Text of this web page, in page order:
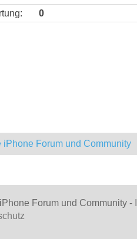
0
iPhone Forum und Community
Forum und Community -